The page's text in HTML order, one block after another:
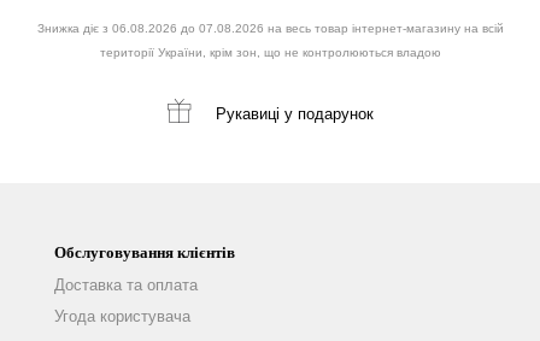
Знижка діє з 06.08.2026 до 07.08.2026 на весь товар інтернет-магазину на всій
території України, крім зон, що не контролюються владою
Рукавиці у подарунок
Обслуговування клієнтів
Доставка та оплата
Угода користувача